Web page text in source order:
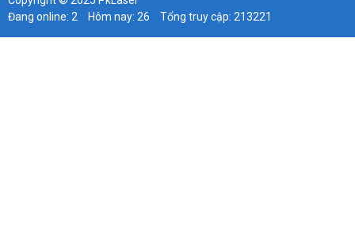
Đang online: 2
Hôm nay: 26 Tổng truy cập: 213221